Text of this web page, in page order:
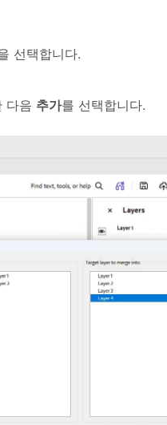
선택합니다.
다음 추가를 선택합니다.